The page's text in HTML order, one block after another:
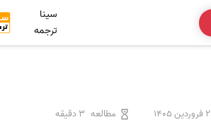
سینا
ترجمه
مطالعه 3 دقیقه